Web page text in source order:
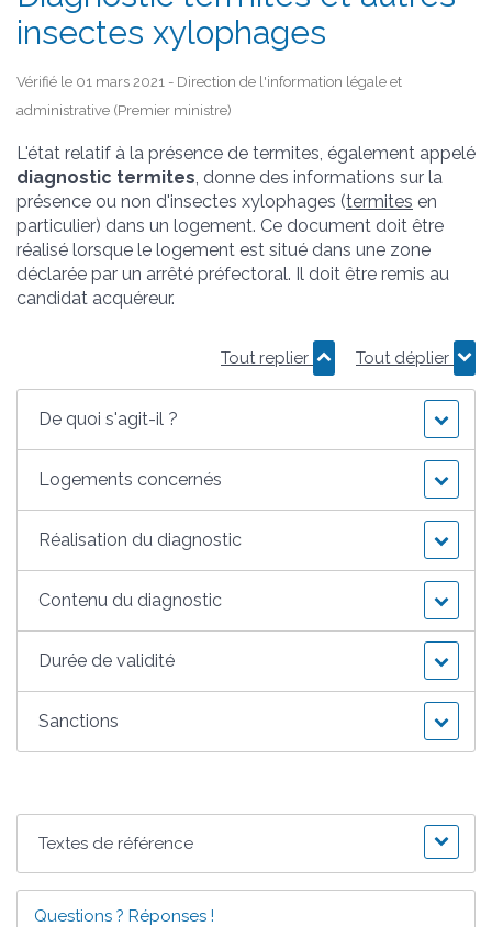
insectes xylophages
Vérifié le 01 mars 2021 - Direction de l'information légale et
administrative (Premier ministre)
L'état relatif à la présence de termites, également appelé
diagnostic termites, donne des informations sur la
présence ou non d'insectes xylophages (termites en
particulier) dans un logement. Ce document doit être
réalisé lorsque le logement est situé dans une zone
déclarée par un arrêté préfectoral. Il doit être remis au
candidat acquéreur.
Tout replier Tout déplier
De quoi s'agit-il ?
Logements concernés
Réalisation du diagnostic
Contenu du diagnostic
Durée de validité
Sanctions
Textes de référence
Questions ? Réponses !